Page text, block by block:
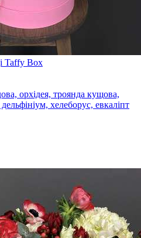
Taffy Box
орхідея, троянда кущова,
хелеборус, евкаліпт